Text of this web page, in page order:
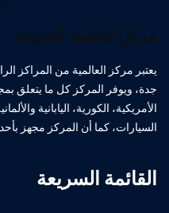
مركز العالمية الحديث
يعتبر مركز العالمية من المراكز
جدة، ويوفر المركز كل ما يتعلق
الأمريكية، الكورية، اليابانية
السيارات، كما أن المركز مجهز
القائمة السريعة